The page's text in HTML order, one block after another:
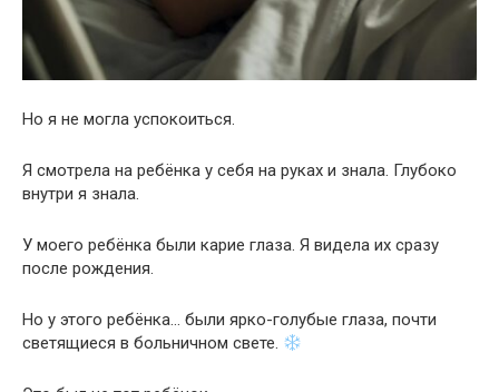
Но я не могла успокоиться.
Я смотрела на ребёнка у себя на руках и знала. Глубоко
внутри я знала.
У моего ребёнка были карие глаза. Я видела их сразу
после рождения.
Но у этого ребёнка… были ярко-голубые глаза, почти
светящиеся в больничном свете.